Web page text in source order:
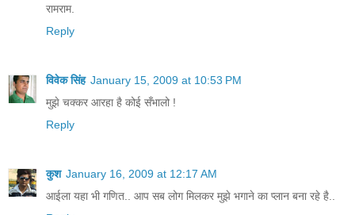
रामराम.
Reply
विवेक सिंह January 15, 2009 at 10:53 PM
मुझे चक्कर आरहा है कोई सँभालो !
Reply
कुश January 16, 2009 at 12:17 AM
आईला यहा भी गणित.. आप सब लोग मिलकर मुझे भगाने का प्लान बना रहे है..